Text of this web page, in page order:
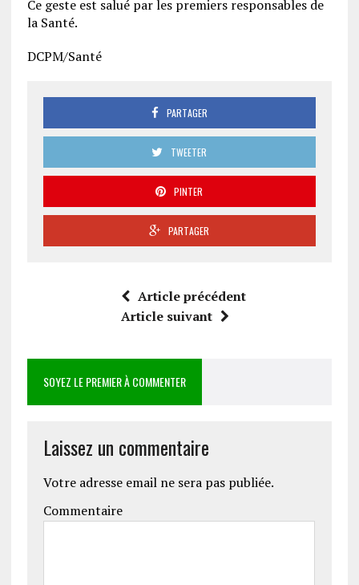
Ce geste est salué par les premiers responsables de
la Santé.
DCPM/Santé
PARTAGER
TWEETER
PINTER
PARTAGER
Article précédent
Article suivant
SOYEZ LE PREMIER À COMMENTER
Laissez un commentaire
Votre adresse email ne sera pas publiée.
Commentaire